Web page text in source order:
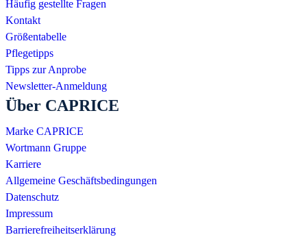
Häufig gestellte Fragen
Kontakt
Größentabelle
Pflegetipps
Tipps zur Anprobe
Newsletter-Anmeldung
Über CAPRICE
Marke CAPRICE
Wortmann Gruppe
Karriere
Allgemeine Geschäftsbedingungen
Datenschutz
Impressum
Barrierefreiheitserklärung